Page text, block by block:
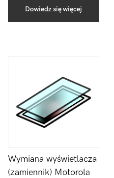
Dowiedz się więcej
Wymiana wyświetlacza
(zamiennik) Motorola